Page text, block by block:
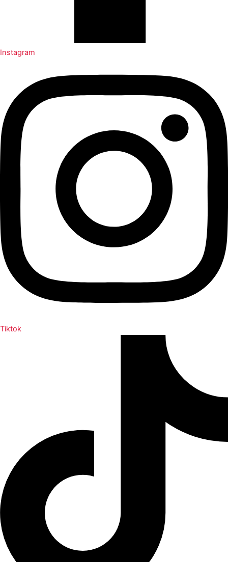
Instagram
Tiktok